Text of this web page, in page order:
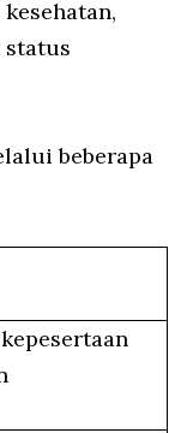
status
beberapa